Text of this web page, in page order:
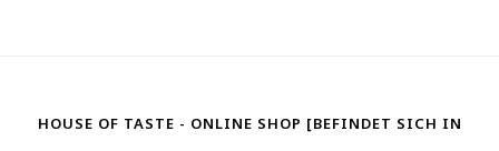
HOUSE OF TASTE - ONLINE SHOP [BEFINDET SICH IN